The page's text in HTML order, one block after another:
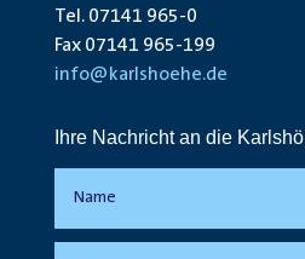
Tel. 07141 965-0
Fax 07141 965-199
info@karlshoehe.de
Ihre Nachricht an die